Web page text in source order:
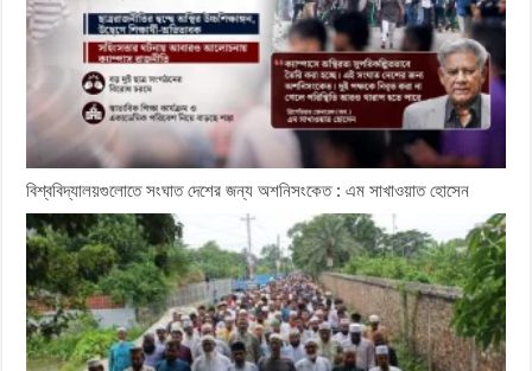
বিশ্ববিদ্যালয়গুলোতে সংঘাত দেশের জন্য অশনিসংকেত : এম সাখাওয়াত হোসেন